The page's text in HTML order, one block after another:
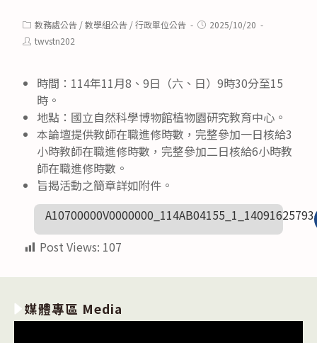
Post
category:
教務處公告 /教學組公告 /行政單位公告
Post2025/10/20
Posttwvstn202
時間：114年11月8、9日（六、日）9時30分至15
時。
地點：國立自然科學博物館植物園研究教育中心。
本論壇提供教師在職進修時數，完整參加一日核給3
小時教師在職進修時數，完整參加二日核給6小時教
師在職進修時數。
旨揭活動之簡章詳如附件。
A10700000V0000000_114AB04155_1_14091625793
Post Views: 107
媒體專區 Media